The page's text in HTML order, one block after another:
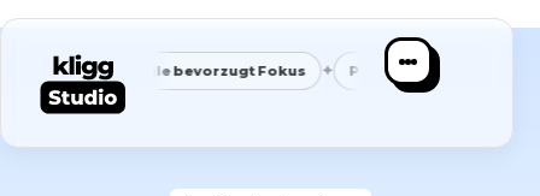
Google bevorzugt Fokus ✦ Passende Anfragen statt Masse